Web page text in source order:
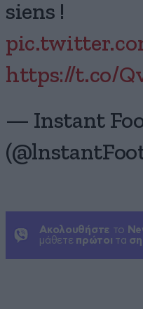
siens !
https://t.co/
— Instant
Ακολουθήστε το
μάθετε πρώτοι τα